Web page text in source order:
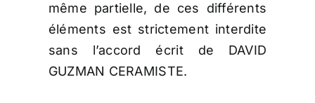
même partielle, de ces différents
éléments est strictement interdite
sans l’accord écrit de DAVID
GUZMAN CERAMISTE.